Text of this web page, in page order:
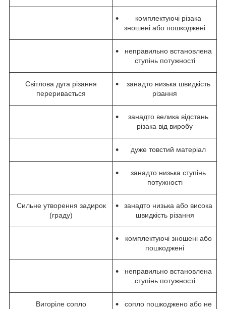
комплектуючі різака
зношені або пошкоджені
неправильно встановлена
ступінь потужності
Світлова дуга різання
переривається
занадто низька швидкість
різання
занадто велика відстань
різака від виробу
дуже товстий матеріал
занадто низька ступінь
потужності
Сильне утворення задирок
(граду)
занадто низька або висока
швидкість різання
комплектуючі зношені або
пошкоджені
неправильно встановлена
ступінь потужності
Вигоріле сопло сопло пошкоджено або не